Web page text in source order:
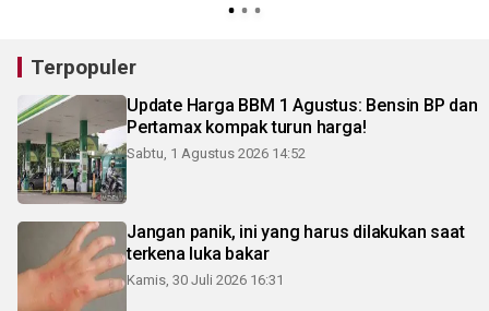
Terpopuler
Update Harga BBM 1 Agustus: Bensin BP dan
Pertamax kompak turun harga!
Sabtu, 1 Agustus 2026 14:52
Jangan panik, ini yang harus dilakukan saat
terkena luka bakar
Kamis, 30 Juli 2026 16:31